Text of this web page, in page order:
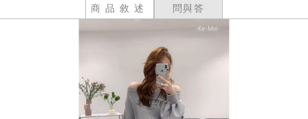
商品敘述 問與答